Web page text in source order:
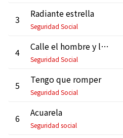
3 Radiante estrella
Seguridad Social
4 Calle el hombre y ladre el perro
Seguridad Social
5 Tengo que romper
Seguridad Social
6 Acuarela
Seguridad social